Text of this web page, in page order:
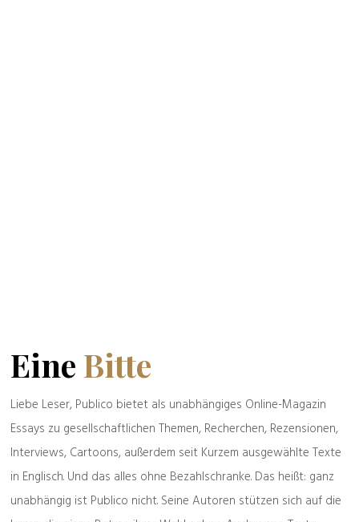
Eine Bitte
Liebe Leser, Publico bietet als unabhängiges Online-Magazin
Essays zu gesellschaftlichen Themen, Recherchen, Rezensionen,
Interviews, Cartoons, außerdem seit Kurzem ausgewählte Texte
in Englisch. Und das alles ohne Bezahlschranke. Das heißt: ganz
unabhängig ist Publico nicht. Seine Autoren stützen sich auf die